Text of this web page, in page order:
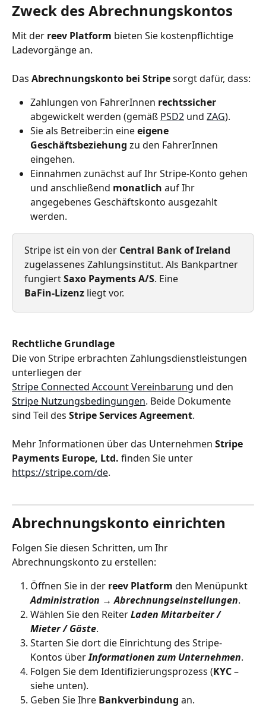
Zweck des Abrechnungskontos
Mit der reev Platform bieten Sie kostenpflichtige
Ladevorgänge an.
Das Abrechnungskonto bei Stripe sorgt dafür, dass:
Zahlungen von FahrerInnen rechtssicher
abgewickelt werden (gemäß PSD2 und ZAG).
Sie als Betreiber:in eine eigene
Geschäftsbeziehung zu den FahrerInnen
eingehen.
Einnahmen zunächst auf Ihr Stripe-Konto gehen
und anschließend monatlich auf Ihr
angegebenes Geschäftskonto ausgezahlt
werden.
Stripe ist ein von der Central Bank of Ireland
zugelassenes Zahlungsinstitut. Als Bankpartner
fungiert Saxo Payments A/S. Eine
BaFin‑Lizenz liegt vor.
Rechtliche Grundlage
Die von Stripe erbrachten Zahlungsdienstleistungen
unterliegen der
Stripe Connected Account Vereinbarung und den
Stripe Nutzungsbedingungen. Beide Dokumente
sind Teil des Stripe Services Agreement.
Mehr Informationen über das Unternehmen Stripe
Payments Europe, Ltd. finden Sie unter
https://stripe.com/de.
Abrechnungskonto einrichten
Folgen Sie diesen Schritten, um Ihr
Abrechnungskonto zu erstellen:
Öffnen Sie in der reev Platform den Menüpunkt
Administration → Abrechnungseinstellungen.
Wählen Sie den Reiter Laden Mitarbeiter /
Mieter / Gäste.
Starten Sie dort die Einrichtung des Stripe-
Kontos über Informationen zum Unternehmen.
Folgen Sie dem Identifizierungsprozess (KYC –
siehe unten).
Geben Sie Ihre Bankverbindung an.